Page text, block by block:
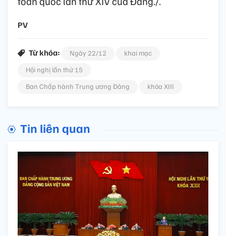
PV
Từ khóa: Ngày 22/12
khai mạc
Hội nghị lần thứ 15
Ban Chấp hành Trung ương Đảng
khóa XIII
Tin liên quan